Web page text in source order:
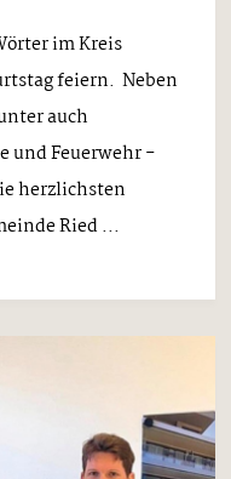
im Kreis
feiern. Neben
auch
und Feuerwehr -
herzlichsten
Ried ...